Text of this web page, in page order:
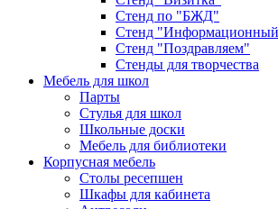
Стенд по "БЖД"
Стенд
Стенд "Поздравляем"
Стенды для творчества
Мебель для школ
Парты
Стулья для школ
Школьные доски
Мебель для библиотеки
Корпусная мебель
Столы ресепшен
Шкафы для кабинета